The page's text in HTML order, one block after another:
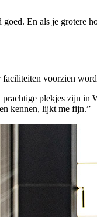
En als je grotere
faciliteiten voorzien
plekjes zijn
kennen, lijkt me fijn.”